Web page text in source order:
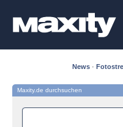
News ·
Maxity.de durchsuchen